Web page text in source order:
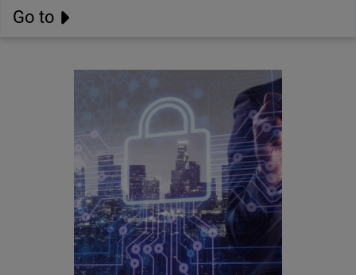
Go to